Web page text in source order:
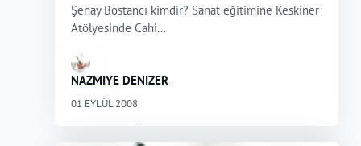
Şenay Bostancı kimdir? Sanat eğitimine Keskiner
Atölyesinde Cahi...
NAZMIYE DENIZER
01 EYLÜL 2008